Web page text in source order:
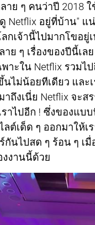
าย ๆ คนว่าปี 2018
Netflix อยู่ที่บ้าน" แ
กเจ้านี้ไปมากโขอยู่
ย ๆ เรื่องของปีนี้เล
าะใน Netflix รวม
นไม่น้อยทีเดียว แล
าถึงเนี่ย Netflix จะส
าไปอีก ! ซึ่งของแบ
ลต์เด็ด ๆ ออกมาให้เ
กันไปสด ๆ ร้อน ๆ เ
งานนี้ด้วย